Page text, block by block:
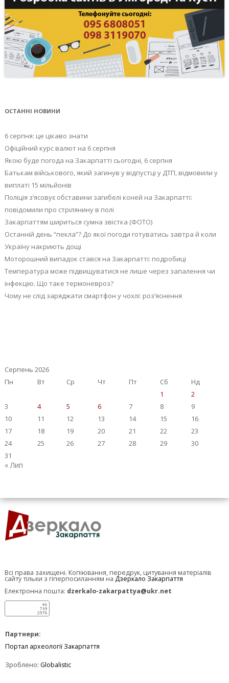
ОСТАННІ НОВИНИ
6 серпня: це цікаво знати
Офіційний курс валют на 6 серпня
Якою буде погода на Закарпатті сьогодні, 6 серпня
Батькам військового, який загинув у відпустці у ДТП, відмовили у
виплаті 15 мільйонів
Поліція з’ясовує обставини загибелі коней на Закарпатті:
повідомили про стрілянину в полі
Закарпаттям шириться сумна звістка (ФОТО)
Останній день “пекла”? До якої погоди готуватись завтра й коли
Україну накриють дощі
Моторошний випадок стався на Закарпатті: подробиці
Температура може підвищуватися не лише через запалення чи
інфекцію. Що таке термоневроз?
Чому не слід заряджати смартфон у чохлі: роз’яснення
Серпень 2026
Пн
Вт Ср Чт Пт Сб
Нд
1
2
3
4 5 6 7 8
9
10
11 12 13 14 15
16
17
18 19 20 21 22
23
24
25 26 27 28 29
30
31
« Лип
Всі права захищені. Копіювання, передрук, цитування матеріалів
сайту тільки з гіперпосиланням на Дзеркало Закарпаття
Електронна пошта: dzerkalo-zakarpattya@ukr.net
Партнери:
Портал археології Закарпаття
Зроблено: Globalistic